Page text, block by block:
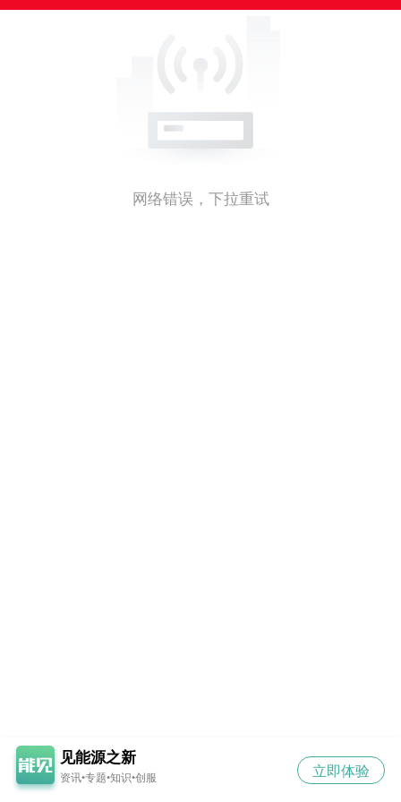
网络错误，下拉重试
见能源之新
资讯•专题•知识•创服 立即体验